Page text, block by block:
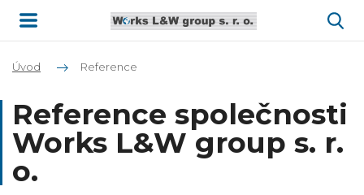
Úvod Reference
Reference společnosti
Works L&W group s. r.
o.